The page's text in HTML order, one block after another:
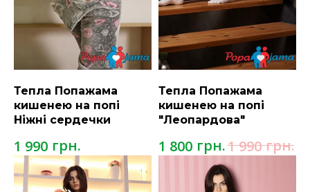
Тепла Попажама
кишенею на попі
Ніжні сердечки
1 990 грн.
Тепла Попажама
кишенею на попі
"Леопардова"
1 800 грн.1 990 грн.